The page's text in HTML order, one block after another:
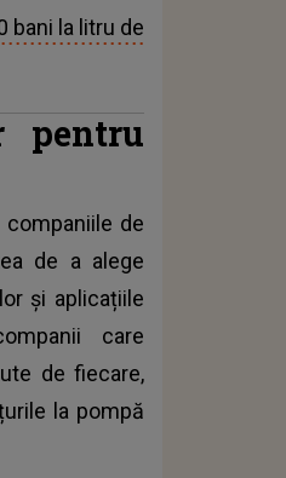
bani la litru de
pentru
de
de a alege
și aplicațiile
care
de fiecare,
la pompă